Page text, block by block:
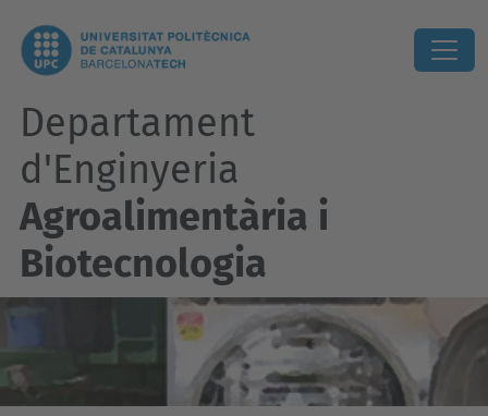
Departament
d'Enginyeria
Agroalimentària i
Biotecnologia